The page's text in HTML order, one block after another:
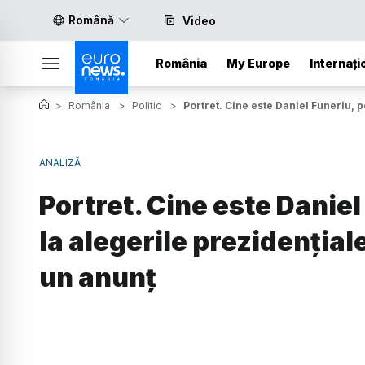
Română Video
România My Europe
> România > Politic > Portret. Cine este Daniel Funeriu,
ANALIZĂ
Portret. Cine este
la alegerile
un anunț